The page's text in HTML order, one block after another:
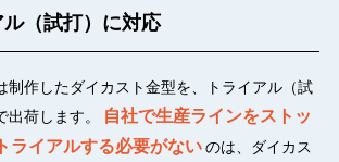
ル（試打）に対応
制作したダイカスト金型を、トライアル（試
荷します。
自社で生産ラインをストッ
ライアルする必要がないのは、ダイカス